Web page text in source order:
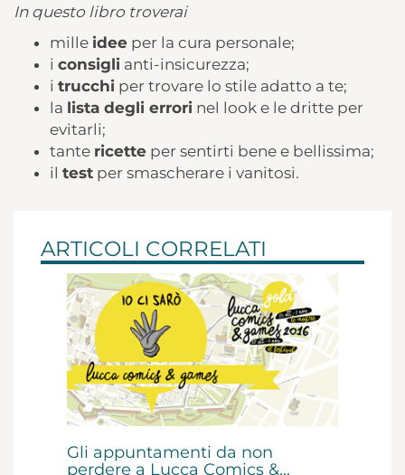
In questo libro troverai
mille idee per la cura personale;
i consigli anti-insicurezza;
i trucchi per trovare lo stile adatto a te;
la lista degli errori nel look e le dritte per
evitarli;
tante ricette per sentirti bene e bellissima;
il test per smascherare i vanitosi.
ARTICOLI CORRELATI
Gli appuntamenti da non
perdere a Lucca Comics &...